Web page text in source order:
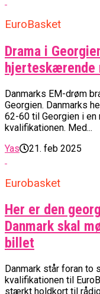
EuroBasket
Drama i
hjerteskærende
Danmarks EM-drøm
Georgien. Danmarks
62-60 til Georgien i en
kvalifikationen. Med...
Yas
21. feb 2025
Eurobasket
Her er den
Danmark skal
billet
Danmark står foran to
kvalifikationen til
stærkt holdkort til